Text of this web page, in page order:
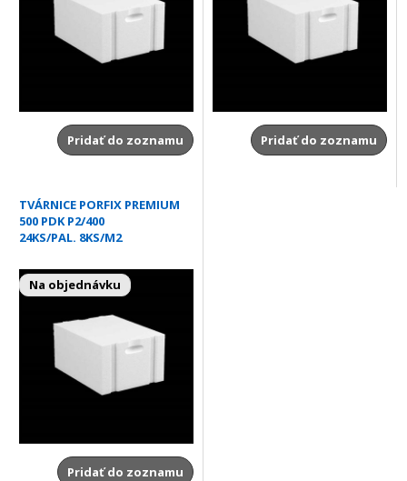
Pridať do zoznamu Pridať do zoznamu
TVÁRNICE PORFIX PREMIUM
500 PDK P2/400
24KS/PAL. 8KS/M2
Na objednávku
Pridať do zoznamu